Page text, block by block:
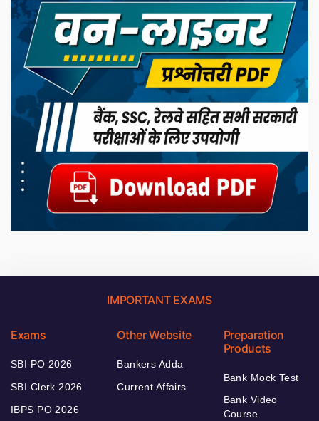
IMPORTANT EXAMS
Exams
SBI PO 2026
SBI Clerk 2026
IBPS PO 2026
Other Website
Bankers Adda
Current Affairs
Preparation
Products
Bank Mock Test
Bank Video
Course